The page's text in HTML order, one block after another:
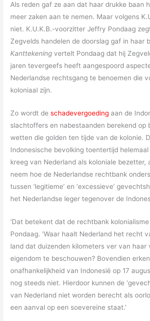
Als reden gaf ze aan dat haar drukke baan
meer zaken aan te nemen. Maar volgens
niet. K.U.K.B.-voorzitter Jeffry Pondaag
Zegvelds handelen de doorslag gaf in haar
Kanttekening vertelt Pondaag dat hij
jaren tevergeefs heeft aangespoord
Nederlandse rechtsgang te benoemen die
koloniaal zijn.
Zo wordt deschadevergoeding aan de
slachtoffers en nabestaanden berekend op
wetten die golden ten tijde van de kolonie.
Indonesische bevolking toentertijd
kreeg van Nederland als koloniale bezetter,
neem hoe de Nederlandse rechtbank
tussen ‘legitieme’ en ‘excessieve’
het Nederlandse leger tegenover de
‘Dat betekent dat de rechtbank
Pondaag. ‘Waar haalt Nederland het recht
land dat duizenden kilometers ver van haar
eigendom te beschouwen? Bovendien
onafhankelijkheid van Indonesië op 17
nog steeds niet. Hierdoor kunnen de
van Nederland niet worden berecht als
een aanval op een soevereine staat.’